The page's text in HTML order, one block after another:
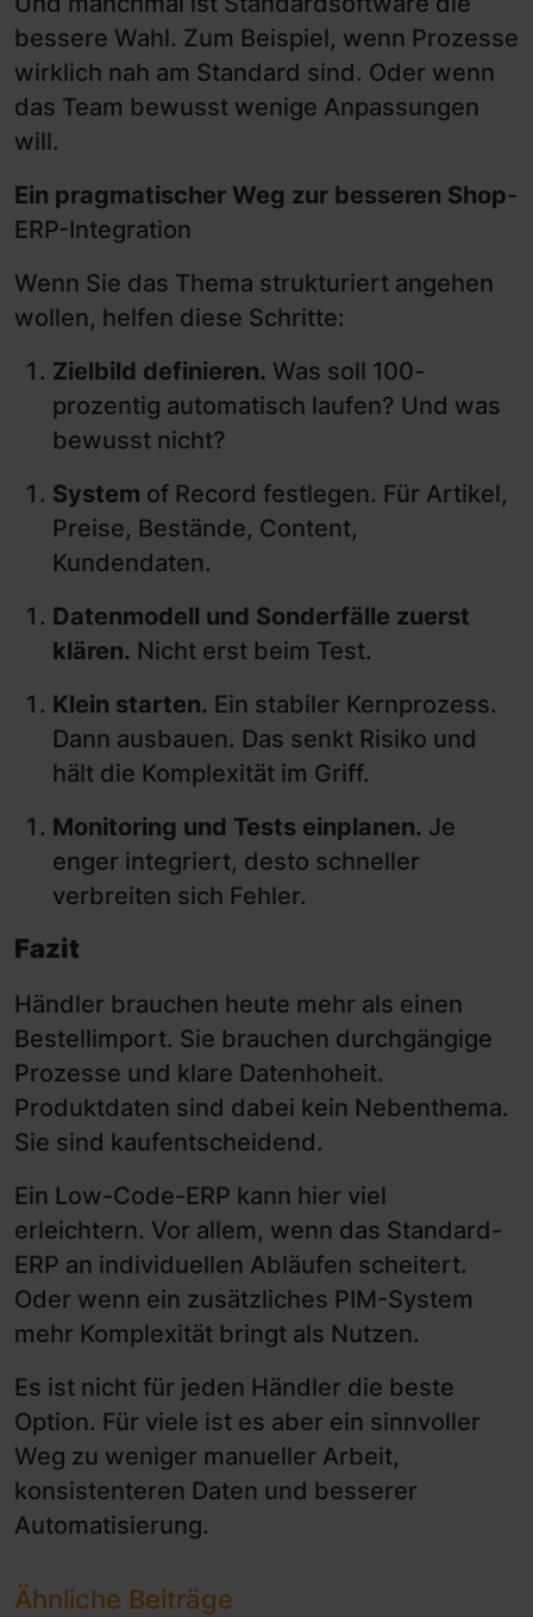
Ähnliche Beiträge
bessere Wahl. Zum Beispiel, wenn Prozesse
wirklich nah am Standard sind. Oder wenn
das Team bewusst wenige Anpassungen
will.
Ein pragmatischer Weg zur besseren Shop-
ERP-Integration
Wenn Sie das Thema strukturiert angehen
wollen, helfen diese Schritte:
Zielbild definieren. Was soll 100-
prozentig automatisch laufen? Und was
bewusst nicht?
System of Record festlegen. Für Artikel,
Preise, Bestände, Content,
Kundendaten.
Datenmodell und Sonderfälle zuerst
klären. Nicht erst beim Test.
Klein starten. Ein stabiler Kernprozess.
Dann ausbauen. Das senkt Risiko und
hält die Komplexität im Griff.
Monitoring und Tests einplanen. Je
enger integriert, desto schneller
verbreiten sich Fehler.
Fazit
Händler brauchen heute mehr als einen
Bestellimport. Sie brauchen durchgängige
Prozesse und klare Datenhoheit.
Produktdaten sind dabei kein Nebenthema.
Sie sind kaufentscheidend.
Ein Low-Code-ERP kann hier viel
erleichtern. Vor allem, wenn das Standard-
ERP an individuellen Abläufen scheitert.
Oder wenn ein zusätzliches PIM-System
mehr Komplexität bringt als Nutzen.
Es ist nicht für jeden Händler die beste
Option. Für viele ist es aber ein sinnvoller
Weg zu weniger manueller Arbeit,
konsistenteren Daten und besserer
Automatisierung.